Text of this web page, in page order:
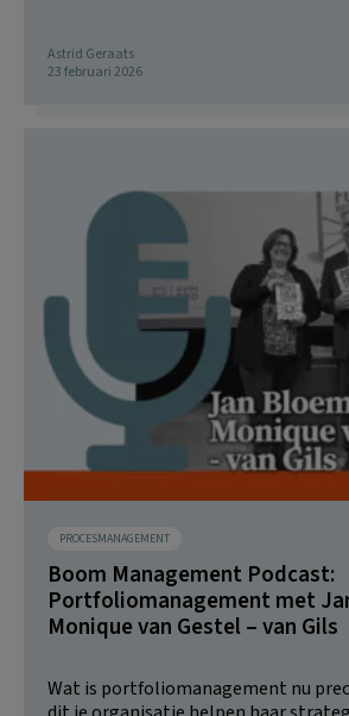
Astrid Geraats
23 februari 2026
PROCESMANAGEMENT
Boom Management Podcast:
Portfoliomanagement met
Monique van Gestel – van Gils
Wat is portfoliomanagement nu